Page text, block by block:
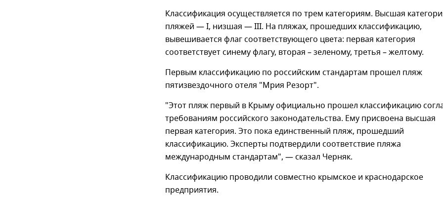
Классификация осуществляется по трем категориям. Высшая
пляжей — I, низшая — III. На пляжах, прошедших классификацию,
вывешивается флаг соответствующего цвета: первая категория
соответствует синему флагу, вторая – зеленому, третья – желтому.
Первым классификацию по российским стандартам прошел пляж
пятизвездочного отеля "Мрия Резорт".
"Этот пляж первый в Крыму официально прошел классификацию
требованиям российского законодательства. Ему присвоена высшая
первая категория. Это пока единственный пляж, прошедший
классификацию. Эксперты подтвердили соответствие пляжа
международным стандартам", — сказал Черняк.
Классификацию проводили совместно крымское и краснодарское
предприятия.